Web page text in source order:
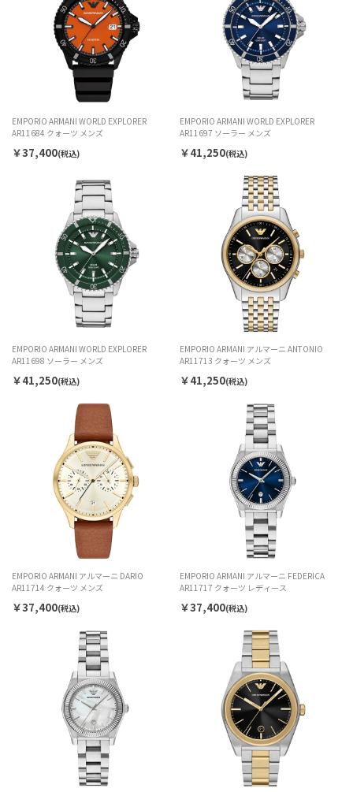
EMPORIO ARMANI WORLD EXPLORER
AR11684 クォーツ メンズ
￥37,400(税込)
EMPORIO ARMANI WORLD EXPLORER
AR11697 ソーラー メンズ
￥41,250(税込)
EMPORIO ARMANI WORLD EXPLORER
AR11698 ソーラー メンズ
￥41,250(税込)
EMPORIO ARMANI アルマーニ ANTONIO
AR11713 クォーツ メンズ
￥41,250(税込)
EMPORIO ARMANI アルマーニ DARIO
AR11714 クォーツ メンズ
￥37,400(税込)
EMPORIO ARMANI アルマーニ FEDERICA
AR11717 クォーツ レディース
￥37,400(税込)